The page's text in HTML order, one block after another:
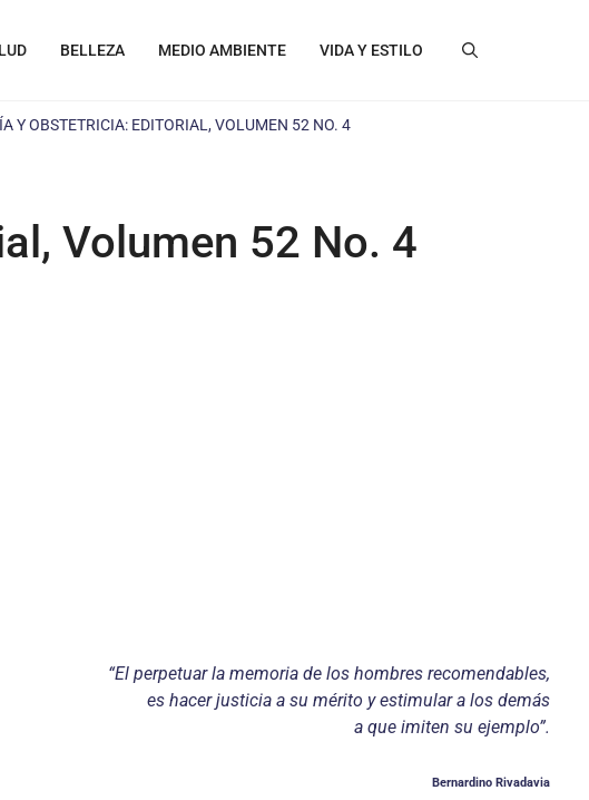
BELLEZA MEDIO AMBIENTE VIDA Y ESTILO
Y OBSTETRICIA: EDITORIAL, VOLUMEN 52 NO. 4
Volumen 52 No. 4
“El perpetuar la memoria de los hombres recomendables,
es hacer justicia a su mérito y estimular a los demás
a que imiten su ejemplo”.
Bernardino Rivadavia